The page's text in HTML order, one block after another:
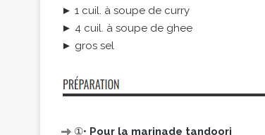
► 1 cuil. à soupe de curry
► 4 cuil. à soupe de ghee
► gros sel
①• Pour la marinade tandoori